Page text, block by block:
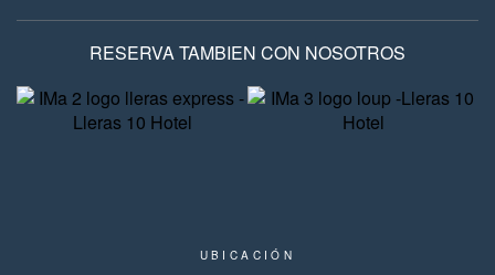
RESERVA TAMBIEN CON NOSOTROS
UBICACIÓN